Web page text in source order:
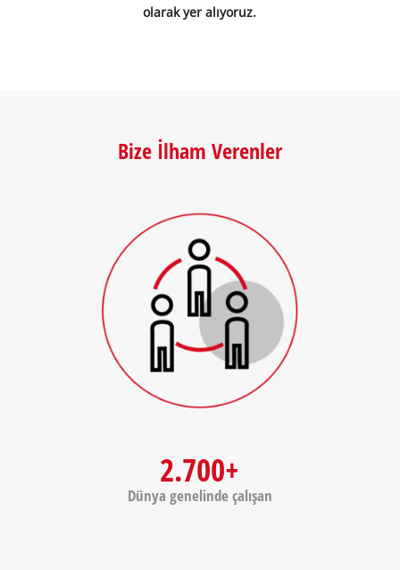
olarak yer alıyoruz.
Bize İlham Verenler
2.700+
Dünya genelinde çalışan